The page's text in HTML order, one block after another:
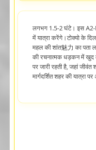
लगभग 1.5-2 घंटे। इस A2-
में यात्रा करेंगे।टोक्यो के
महल की शांत魅力 का पता
की रचनात्मक धड़कन में खुद
पर जारी रहती है, जहां
मार्गदर्शित शहर की यात्रा